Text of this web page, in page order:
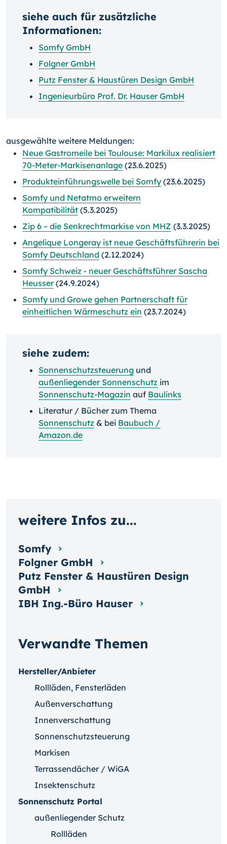
siehe auch für zusätzliche
Informationen:
Somfy GmbH
Folgner GmbH
Putz Fenster & Haustüren Design GmbH
Ingenieurbüro Prof. Dr. Hauser GmbH
ausgewählte weitere Meldungen:
Neue Gastromeile bei Toulouse: Markilux realisiert
70-Meter-Markisenanlage (23.6.2025)
Produkteinführungswelle bei Somfy (23.6.2025)
Somfy und Netatmo erweitern
Kompatibilität (5.3.2025)
Zip 6 – die Senkrechtmarkise von MHZ (3.3.2025)
Angelique Longeray ist neue Geschäftsführerin bei
Somfy Deutschland (2.12.2024)
Somfy Schweiz - neuer Geschäftsführer Sascha
Heusser(24.9.2024)
Somfy und Growe gehen Partnerschaft für
einheitlichen Wärmeschutz ein (23.7.2024)
siehe zudem:
Sonnenschutzsteuerung und
außenliegender Sonnenschutz im
Sonnenschutz-Magazin auf Baulinks
Literatur / Bücher zum Thema
Sonnenschutz & bei Baubuch /
Amazon.de
Verwandte Themen
Hersteller/Anbieter
Rollläden, Fensterläden
Außenverschattung
Innenverschattung
Sonnenschutzsteuerung
Markisen
Terrassendächer / WiGA
Insektenschutz
Sonnenschutz Portal
außenliegender Schutz
Rollläden
weitere Infos zu...
Somfy
Folgner GmbH
Putz Fenster & Haustüren Design
GmbH
IBH Ing.-Büro Hauser